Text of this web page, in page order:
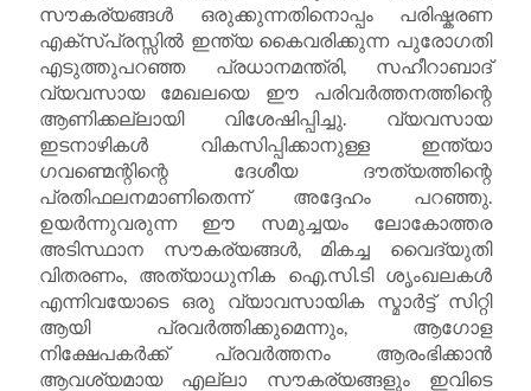
സൗകര്യങ്ങൾ ഒരുക്കുന്നതിനൊപ്പം പരിഷ്കരണ
എക്സ്പ്രസ്സിൽ ഇന്ത്യ കൈവരിക്കുന്ന പുരോഗതി
എടുത്തുപറഞ്ഞ പ്രധാനമന്ത്രി, സഹീറാബാദ്
വ്യവസായ മേഖലയെ ഈ പരിവർത്തനത്തിന്റെ
ആണിക്കല്ലായി വിശേഷിപ്പിച്ചു. വ്യവസായ
ഇടനാഴികൾ വികസിപ്പിക്കാനുള്ള ഇന്ത്യാ
ഗവണ്മെന്റിന്റെ ദേശീയ ദൗത്യത്തിന്റെ
പ്രതിഫലനമാണിതെന്ന് അദ്ദേഹം പറഞ്ഞു.
ഉയർന്നുവരുന്ന ഈ സമുച്ചയം ലോകോത്തര
അടിസ്ഥാന സൗകര്യങ്ങൾ, മികച്ച വൈദ്യുതി
വിതരണം, അത്യാധുനിക ഐ.സി.ടി ശൃംഖലകൾ
എന്നിവയോടെ ഒരു വ്യാവസായിക സ്മാർട്ട് സിറ്റി
ആയി പ്രവർത്തിക്കുമെന്നും, ആഗോള
നിക്ഷേപകർക്ക് പ്രവർത്തനം ആരംഭിക്കാൻ
ആവശ്യമായ എല്ലാ സൗകര്യങ്ങളും ഇവിടെ